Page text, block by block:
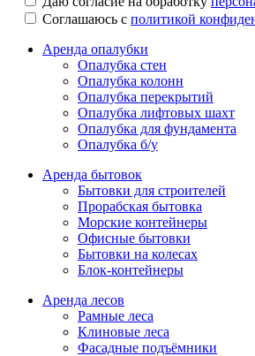
Соглашаюсь с политикой
Аренда опалубки
Опалубка стен
Опалубка колонн
Опалубка перекрытий
Опалубка лифтовых шахт
Опалубка для фундамента
Опалубка б/у
Аренда бытовок
Бытовки для строителей
Прорабская бытовка
Морские контейнеры
Офисные бытовки
Бытовки на колесах
Блок-контейнеры
Аренда лесов
Рамные леса
Клиновые леса
Фасадные подъёмники